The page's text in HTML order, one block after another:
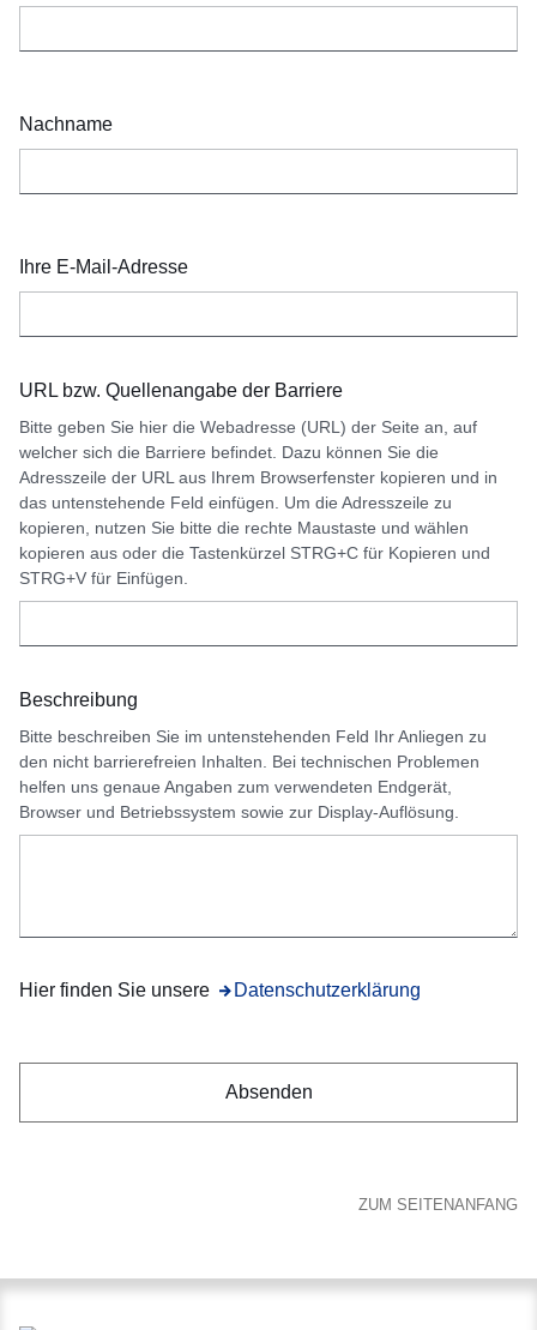
Nachname
Ihre E-Mail-Adresse
URL bzw. Quellenangabe der Barriere
Bitte geben Sie hier die Webadresse (URL) der Seite an, auf
welcher sich die Barriere befindet. Dazu können Sie die
Adresszeile der URL aus Ihrem Browserfenster kopieren und in
das untenstehende Feld einfügen. Um die Adresszeile zu
kopieren, nutzen Sie bitte die rechte Maustaste und wählen
kopieren aus oder die Tastenkürzel STRG+C für Kopieren und
STRG+V für Einfügen.
Beschreibung
Bitte beschreiben Sie im untenstehenden Feld Ihr Anliegen zu
den nicht barrierefreien Inhalten. Bei technischen Problemen
helfen uns genaue Angaben zum verwendeten Endgerät,
Browser und Betriebssystem sowie zur Display-Auflösung.
Hier finden Sie unsere Datenschutzerklärung
Öffnet sich in einem neuen Fenster
ZUM SEITENANFANG